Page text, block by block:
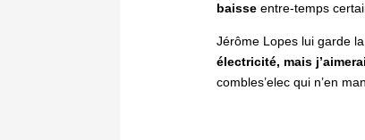
baisse entre-temps
Jérôme Lopes lui garde
électricité, mais
combles’elec qui n’en